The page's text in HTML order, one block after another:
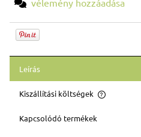
Leírás
Kiszállítási költségek
Az ár nem tartalmazza az
Kapcsolódó termékek